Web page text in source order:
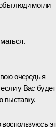
люди могли
очередь я
у Вас будет
выставку.